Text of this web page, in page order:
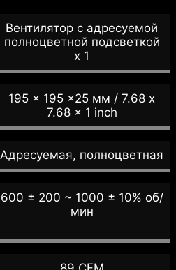
Вентилятор с адресуемой
полноцветной подсветкой
x 1
195 x 195 x25 мм / 7.68 x
7.68 x 1 inch
Адресуемая, полноцветная
600 ± 200 ~ 1000 ± 10% об/
мин